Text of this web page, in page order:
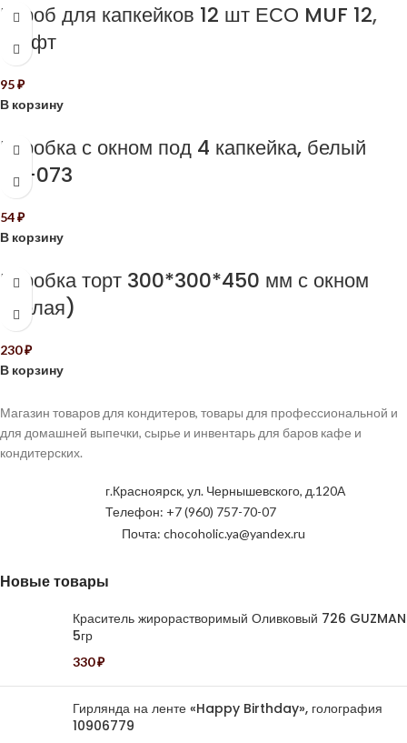
Короб для капкейков 12 шт ЕСО MUF 12,
крафт
95₽
В корзину
Коробка с окном под 4 капкейка, белый
КУ-073
54₽
В корзину
Коробка торт 300*300*450 мм с окном
(белая)
230₽
В корзину
Магазин товаров для кондитеров, товары для профессиональной и
для домашней выпечки, сырье и инвентарь для баров кафе и
кондитерских.
г.Красноярск, ул. Чернышевского, д.120А
Телефон: +7 (960) 757-70-07
Почта: chocoholic.ya@yandex.ru
Новые товары
Краситель жирорастворимый Оливковый 726 GUZMAN
5гр
330₽
Гирлянда на ленте «Happy Birthday», голография
10906779